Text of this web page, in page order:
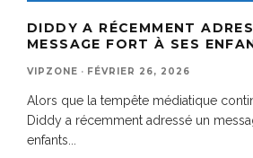
DIDDY A RÉCEMMENT
MESSAGE FORT À SES
VIPZONE · FÉVRIER 26, 2026
Alors que la tempête médiatique
Diddy a récemment adressé un
enfants...